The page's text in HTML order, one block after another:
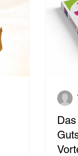
Service &